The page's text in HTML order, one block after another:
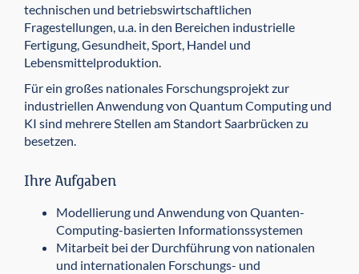
technischen und betriebswirtschaftlichen
Fragestellungen, u.a. in den Bereichen industrielle
Fertigung, Gesundheit, Sport, Handel und
Lebensmittelproduktion.
Für ein großes nationales Forschungsprojekt zur
industriellen Anwendung von Quantum Computing und
KI sind mehrere Stellen am Standort Saarbrücken zu
besetzen.
Ihre Aufgaben
Modellierung und Anwendung von Quanten-
Computing-basierten Informationssystemen
Mitarbeit bei der Durchführung von nationalen
und internationalen Forschungs- und